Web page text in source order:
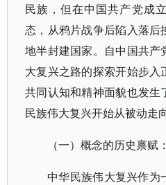
民族，但在中国共产党成
态，从鸦片战争后陷入落后
地半封建国家。自中国共
大复兴之路的探索开始步入
共同认知和精神面貌也发
民族伟大复兴开始从被动走
（一）概念的历史禀
中华民族伟大复兴作为